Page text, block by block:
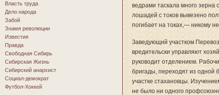
Власть труда
Дело народа
Забой
Знамя революции
Известия
Правда
Свободная Сибирь
Сибирская Жизнь
Сибирский анархист
Социал-демократ
Футбол-Хоккей
ведрами таскала много зерна
лошадей с токов вывезено
погибает на токах,— никому
Заведующий участком
вредительски управляют
руководит отделением.
бригады, переходят из одной
участке стахановцы.
не было ни одного